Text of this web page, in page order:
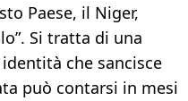
Paese, il Niger,
Si tratta di una
che sancisce
può contarsi in mesi